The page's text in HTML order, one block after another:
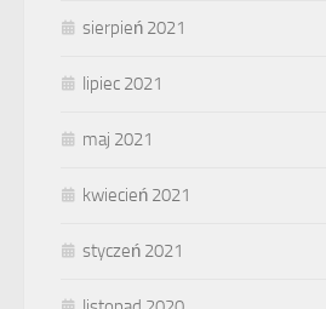
sierpień 2021
lipiec 2021
maj 2021
kwiecień 2021
styczeń 2021